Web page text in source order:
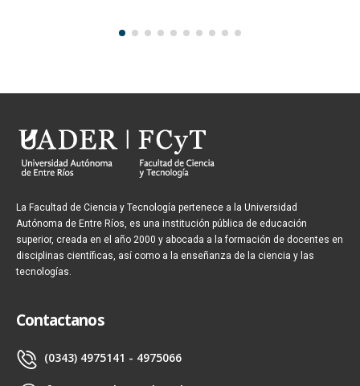
La Facultad de Ciencia y Tecnología pertenece a la Universidad
Autónoma de Entre Ríos, es una institución pública de educación
superior, creada en el año 2000 y abocada a la formación de docentes en
disciplinas científicas, así como a la enseñanza de la ciencia y las
tecnologías.
Contactanos
(0343) 4975141 - 4975066